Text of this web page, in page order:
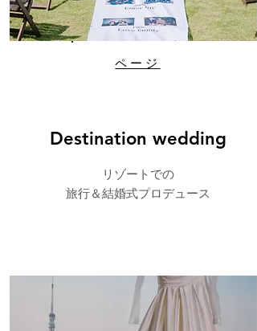
ページ
Destination wedding
リゾートでの
​旅行＆結婚式プロデュース